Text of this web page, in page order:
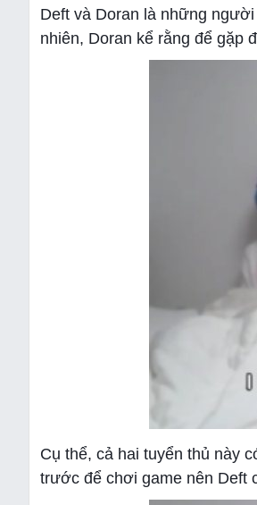
Deft và Doran là những
nhiên, Doran kể rằng để gặp
Cụ thể, cả hai tuyển thủ này
trước để chơi game nên Deft